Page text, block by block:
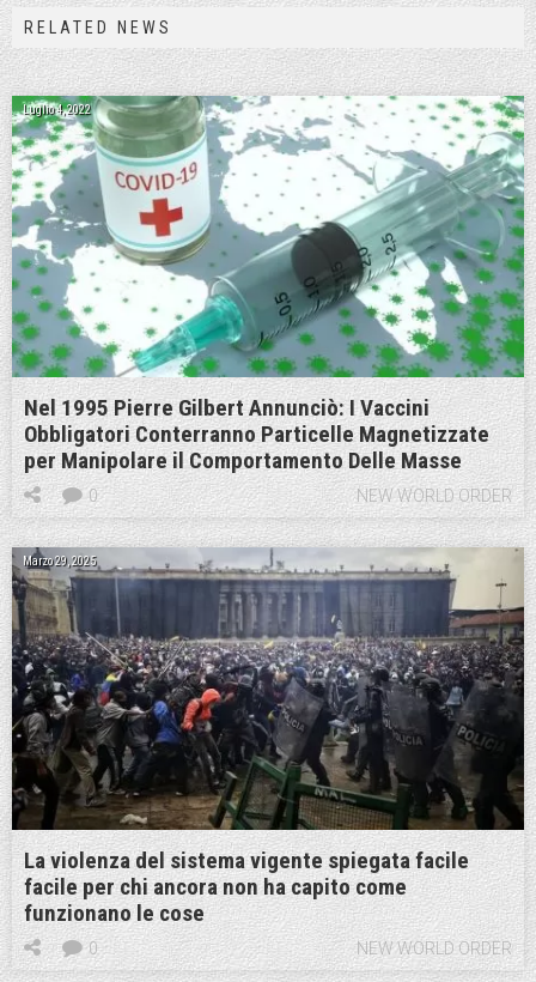
RELATED NEWS
Luglio 4, 2022
Nel 1995 Pierre Gilbert Annunciò: I Vaccini
Obbligatori Conterranno Particelle Magnetizzate
per Manipolare il Comportamento Delle Masse
NEW WORLD ORDER
0
Marzo 29, 2025
La violenza del sistema vigente spiegata facile
facile per chi ancora non ha capito come
funzionano le cose
NEW WORLD ORDER
0